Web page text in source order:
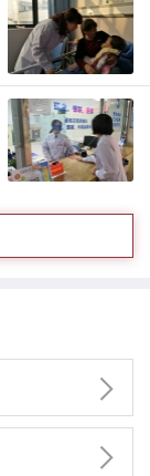

